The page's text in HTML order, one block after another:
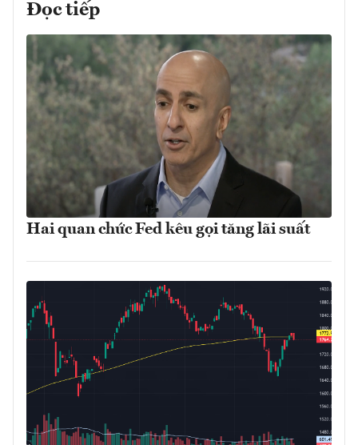
Đọc tiếp
Hai quan chức Fed kêu gọi tăng lãi suất